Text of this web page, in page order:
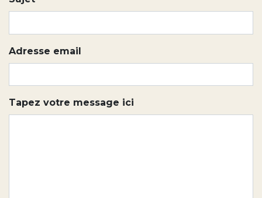
Adresse email
Tapez votre message ici